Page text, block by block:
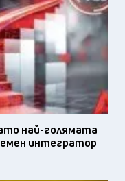
най-голямата
интегратор